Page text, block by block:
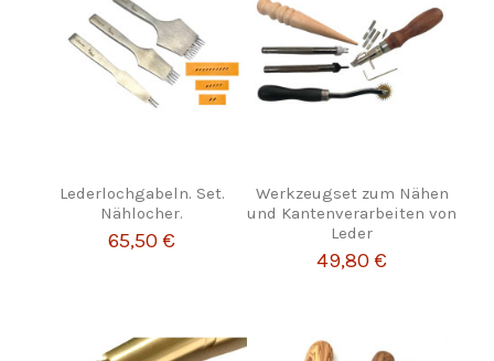
Lederlochgabeln. Set.
Nählocher.
65,50 €
Werkzeugset zum Nähen
und Kantenverarbeiten von
Leder
49,80 €